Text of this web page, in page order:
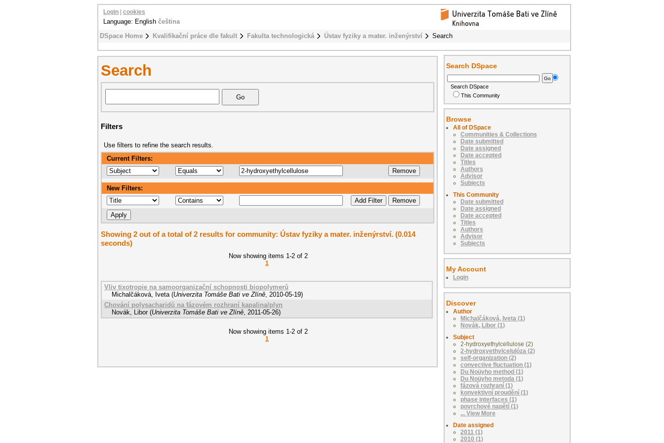
DSpace Home Kvalifikační práce dle fakult Fakulta technologická Ústav fyziky a mater. inženýrství Search
Login cookies
Language: English čeština
Search
Filters
Use filters to refine the search results.
Current Filters:
New Filters:
Showing 2 out of a total of 2 results for community: Ústav fyziky a mater. inženýrství. (0.014
seconds)
Now showing items 1-2 of 2
1
Vliv tixotropie na samoorganizační schopnosti biopolymerů
Michalčáková, Iveta (Univerzita Tomáše Bati ve Zlíně 2010-05-19)
Chování polysacharidů na fázovém rozhraní kapalina/plyn
Novák, Libor (Univerzita Tomáše Bati ve Zlíně 2011-05-26)
Now showing items 1-2 of 2
1
Search DSpace
Search DSpace
This Community
Browse
All of DSpace
Communities & Collections
Date submitted
Date assigned
Date accepted
Titles
Authors
Advisor
Subjects
This Community
Date submitted
Date assigned
Date accepted
Titles
Authors
Advisor
Subjects
My Account
Login
Discover
Author
Michalčáková, Iveta (1)
Novák, Libor (1)
Subject
2-hydroxyethylcellulose (2)
2-hydroxyethylcelulóza (2)
self-organization (2)
convective fluctuation (1)
Du Noüyho method (1)
Du Noüyho metoda (1)
fázová rozhraní (1)
konvektivní proudění (1)
phase interfaces (1)
povrchové napětí (1)
... View More
Date assigned
2011 (1)
2010 (1)